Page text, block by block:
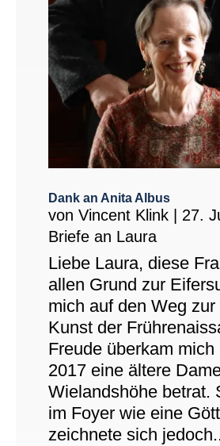
Dank an Anita Albus
von Vincent Klink| 27.
Briefe an Laura
Liebe Laura, diese
allen Grund zur
mich auf den Weg
Kunst der
Freude überkam
2017 eine ältere
Wielandshöhe betrat.
im Foyer wie eine
zeichnete sich